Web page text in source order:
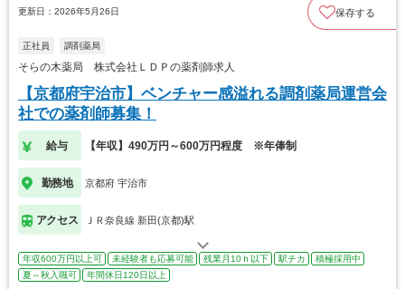
更新日：2026年5月26日 保存する
正社員 調剤薬局
そらの木薬局 株式会社ＬＤＰの薬剤師求人
【京都府宇治市】ベンチャー感溢れる調剤薬局運営会
社での薬剤師募集！
給与 【年収】490万円～600万円程度 ※年俸制
勤務地 京都府 宇治市
アクセス ＪＲ奈良線 新田(京都)駅
年収600万円以上可 未経験者も応募可能 残業月10ｈ以下 駅チカ
積極採用中
夏～秋入職可
年間休日120日以上